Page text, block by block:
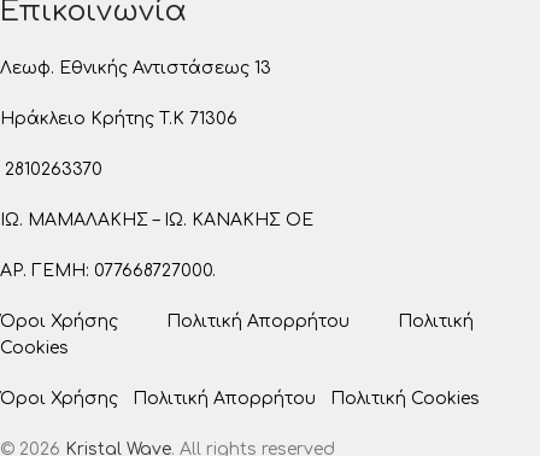
Επικοινωνία
Λεωφ. Εθνικής Αντιστάσεως 13
Ηράκλειο Κρήτης T.K 71306
2810263370
ΙΩ. ΜΑΜΑΛΑΚΗΣ – ΙΩ. ΚΑΝΑΚΗΣ ΟΕ
ΑΡ. ΓΕΜΗ: 077668727000.
Όροι Χρήσης Πολιτική Απορρήτου Πολιτική
Cookies
Όροι Χρήσης Πολιτική Απορρήτου Πολιτική Cookies
© 2026 Kristal Wave. All rights reserved